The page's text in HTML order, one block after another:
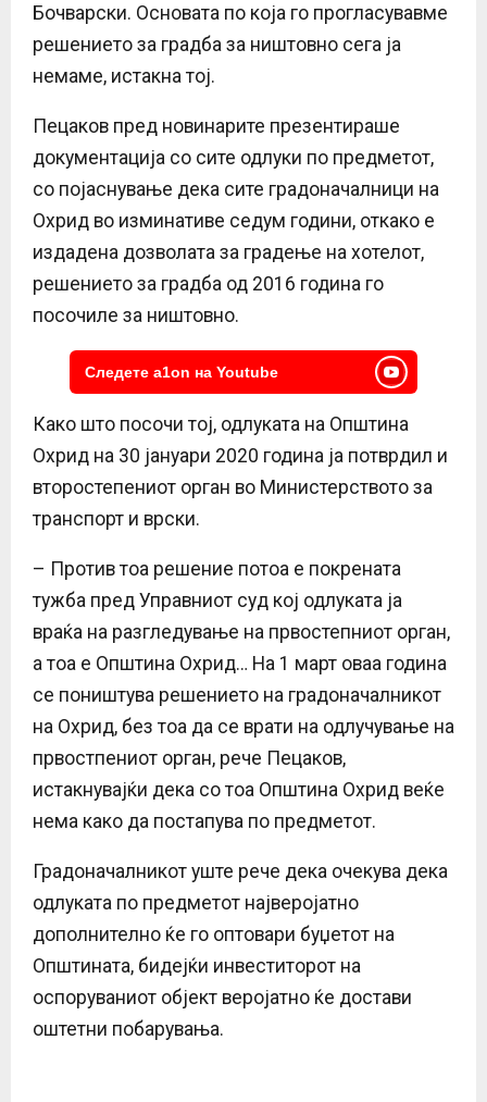
Бочварски. Основата по која го прогласувавме
решението за градба за ништовно сега ја
немаме, истакна тој.
Пецаков пред новинарите презентираше
документација со сите одлуки по предметот,
со појаснување дека сите градоначалници на
Охрид во изминативе седум години, откако е
издадена дозволата за градење на хотелот,
решението за градба од 2016 година го
посочиле за ништовно.
Следете a1on на Youtube
Како што посочи тој, одлуката на Општина
Охрид на 30 јануари 2020 година ја потврдил и
второстепениот орган во Министерството за
транспорт и врски.
– Против тоа решение потоа е покрената
тужба пред Управниот суд кој одлуката ја
враќа на разгледување на првостепниот орган,
а тоа е Општина Охрид… На 1 март оваа година
се поништува решението на градоначалникот
на Охрид, без тоа да се врати на одлучување на
првостпениот орган, рече Пецаков,
истакнувајќи дека со тоа Општина Охрид веќе
нема како да постапува по предметот.
Градоначалникот уште рече дека очекува дека
одлуката по предметот најверојатно
дополнително ќе го оптовари буџетот на
Општината, бидејќи инвеститорот на
оспоруваниот објект веројатно ќе достави
оштетни побарувања.